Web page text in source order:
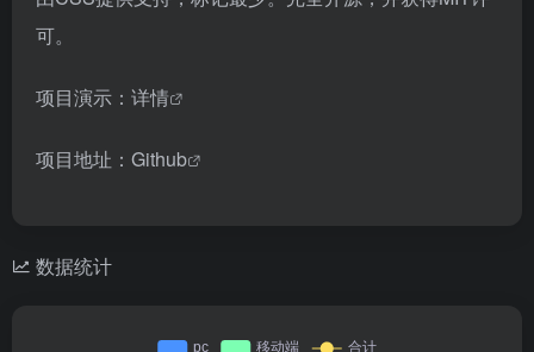
可。
项目演示： 详情
项目地址： Github
数据统计